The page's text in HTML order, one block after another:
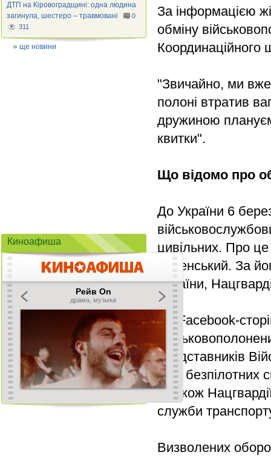
За інформацією
обміну
Координаційного
"Звичайно, ми вже
полоні втратив
дружиною
квитки".
Що відомо про
До України 6
цивільних. Про
Зеленський. За
України,
На Facebook-
представників
Сил безпілотних
а також
служби
Визволених
ДТП на Кіровоградщині: одна людина
загинула, шестеро – травмовані
0
311
ще новини
Киноафиша